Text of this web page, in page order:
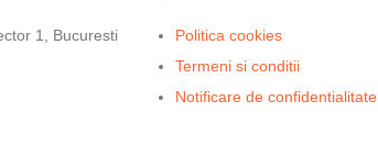
1, Bucuresti
Politica cookies
Termeni si conditii
Notificare de confidentialitate